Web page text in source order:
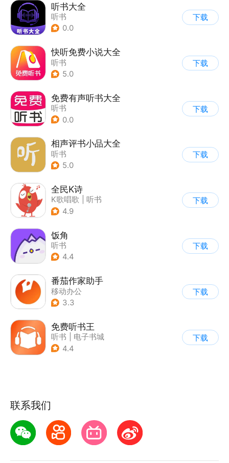
听书大全
听书
0.0
下载
快听免费小说大全
听书
5.0
下载
免费有声听书大全
听书
0.0
下载
相声评书小品大全
听书
5.0
下载
全民K诗
K歌唱歌
听书
4.9
下载
饭角
听书
4.4
下载
番茄作家助手
移动办公
3.3
下载
免费听书王
听书
电子书城
4.4
下载
联系我们